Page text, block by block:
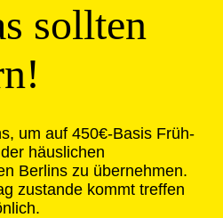
sollten
um auf 450€-Basis Früh-
häuslichen
Berlins zu übernehmen.
zustande kommt treffen